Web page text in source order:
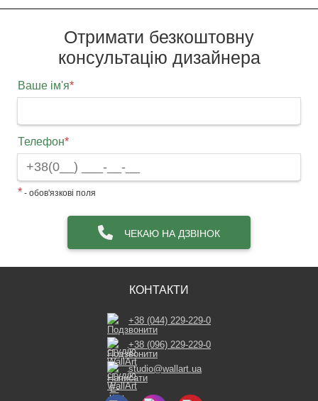
Отримати безкоштовну
консультацію дизайнера
Ваше ім'я*
Телефон*
* - обов'язкові поля
ЧЕКАЮ НА ДЗВІНОК
КОНТАКТИ
+38 (044) 229-229-0
+38 (096) 229-229-0
studio@wallart.ua